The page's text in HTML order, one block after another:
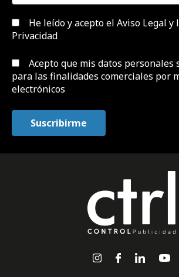
He leído y acepto el Aviso Legal y
Privacidad
Acepto que mis datos personales
para las finalidades comerciales por
electrónicos